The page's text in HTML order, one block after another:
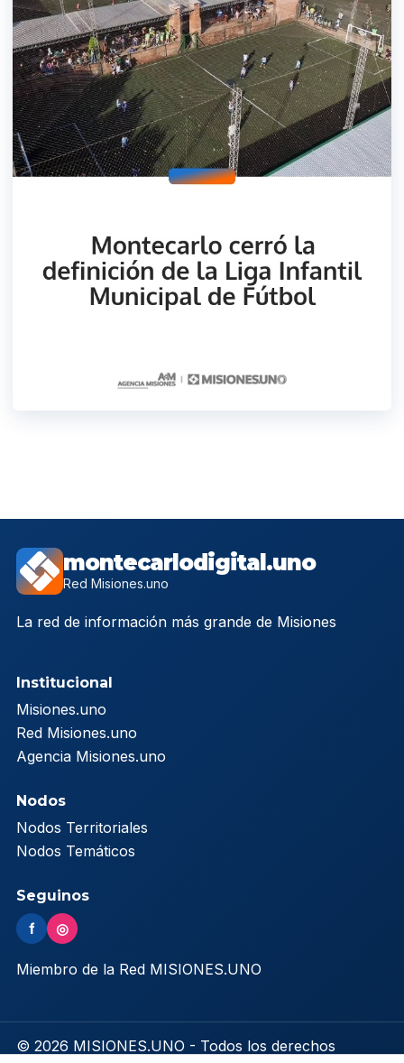
montecarlodigital.uno
Red Misiones.uno
La red de información más grande de Misiones
Institucional
Misiones.uno
Red Misiones.uno
Agencia Misiones.uno
Nodos
Nodos Territoriales
Nodos Temáticos
Seguinos
f ◎
Miembro de la Red MISIONES.UNO
© 2026 MISIONES.UNO - Todos los derechos